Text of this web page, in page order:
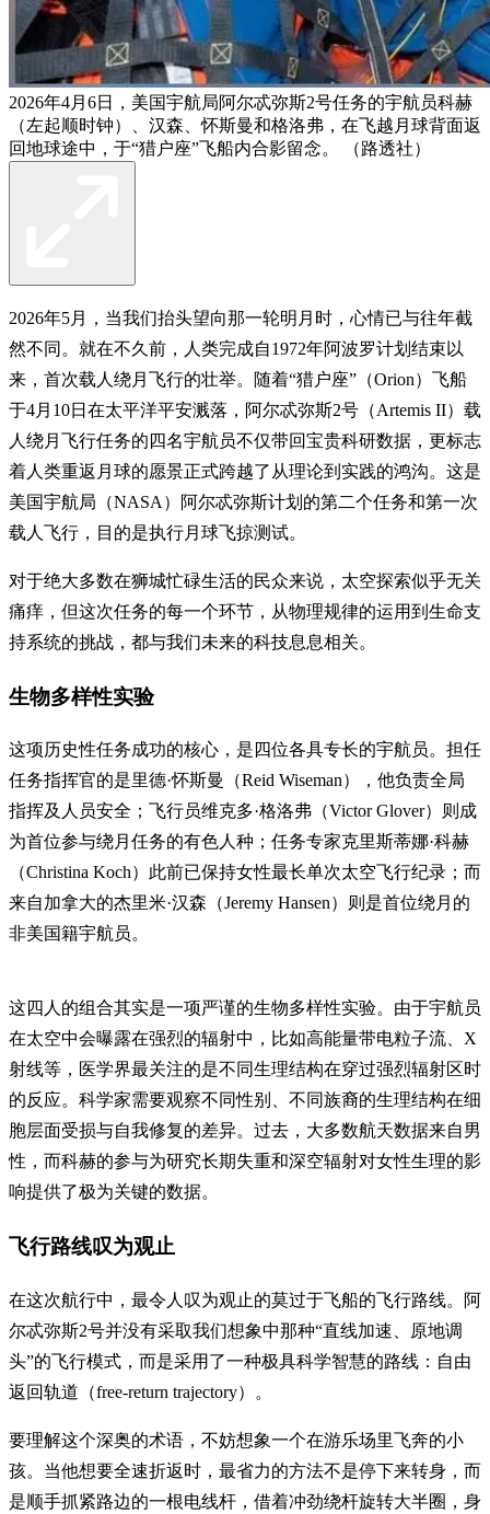
2026年4月6日，美国宇航局阿尔忒弥斯2号任务的宇航员科赫
（左起顺时钟）、汉森、怀斯曼和格洛弗，在飞越月球背面返
回地球途中，于“猎户座”飞船内合影留念。 （路透社）
2026年5月，当我们抬头望向那一轮明月时，心情已与往年截
然不同。就在不久前，人类完成自1972年阿波罗计划结束以
来，首次载人绕月飞行的壮举。随着“猎户座”（Orion）飞船
于4月10日在太平洋平安溅落，阿尔忒弥斯2号（Artemis II）载
人绕月飞行任务的四名宇航员不仅带回宝贵科研数据，更标志
着人类重返月球的愿景正式跨越了从理论到实践的鸿沟。这是
美国宇航局（NASA）阿尔忒弥斯计划的第二个任务和第一次
载人飞行，目的是执行月球飞掠测试。
对于绝大多数在狮城忙碌生活的民众来说，太空探索似乎无关
痛痒，但这次任务的每一个环节，从物理规律的运用到生命支
持系统的挑战，都与我们未来的科技息息相关。
生物多样性实验
这项历史性任务成功的核心，是四位各具专长的宇航员。担任
任务指挥官的是里德·怀斯曼（Reid Wiseman），他负责全局
指挥及人员安全；飞行员维克多·格洛弗（Victor Glover）则成
为首位参与绕月任务的有色人种；任务专家克里斯蒂娜·科赫
（Christina Koch）此前已保持女性最长单次太空飞行纪录；而
来自加拿大的杰里米·汉森（Jeremy Hansen）则是首位绕月的
非美国籍宇航员。
这四人的组合其实是一项严谨的生物多样性实验。由于宇航员
在太空中会曝露在强烈的辐射中，比如高能量带电粒子流、X
射线等，医学界最关注的是不同生理结构在穿过强烈辐射区时
的反应。科学家需要观察不同性别、不同族裔的生理结构在细
胞层面受损与自我修复的差异。过去，大多数航天数据来自男
性，而科赫的参与为研究长期失重和深空辐射对女性生理的影
响提供了极为关键的数据。
飞行路线叹为观止
在这次航行中，最令人叹为观止的莫过于飞船的飞行路线。阿
尔忒弥斯2号并没有采取我们想象中那种“直线加速、原地调
头”的飞行模式，而是采用了一种极具科学智慧的路线：自由
返回轨道（free-return trajectory）。
要理解这个深奥的术语，不妨想象一个在游乐场里飞奔的小
孩。当他想要全速折返时，最省力的方法不是停下来转身，而
是顺手抓紧路边的一根电线杆，借着冲劲绕杆旋转大半圈，身